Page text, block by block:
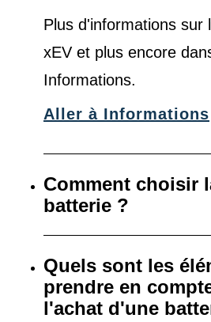
Plus d'informations sur
xEV et plus encore
Informations.
Aller à Informations
Comment choisir
batterie ?
Quels sont les
prendre en
l'achat d'une